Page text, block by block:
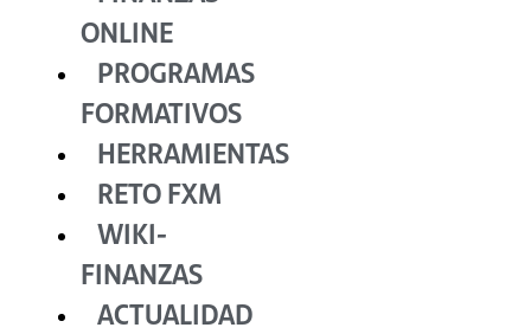
ONLINE
PROGRAMAS
FORMATIVOS
HERRAMIENTAS
RETO FXM
WIKI-
FINANZAS
ACTUALIDAD